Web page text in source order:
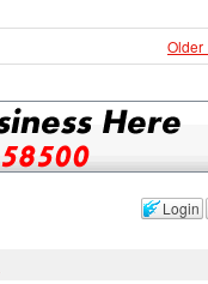
Older
Login